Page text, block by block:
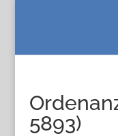
5893)